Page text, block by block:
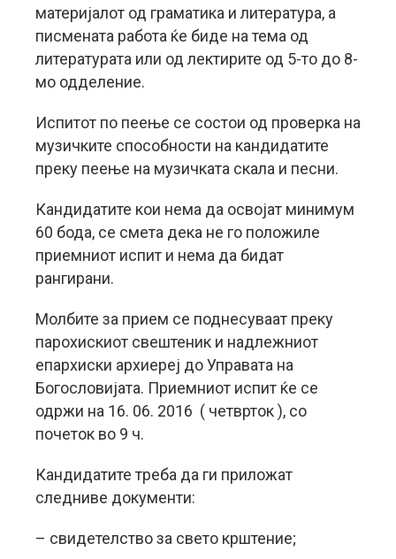
материјалот од граматика и литература, а
писмената работа ќе биде на тема од
литературата или од лектирите од 5-то до 8-
мо одделение.
Испитот по пеење се состои од проверка на
музичките способности на кандидатите
преку пеење на музичката скала и песни.
Кандидатите кои нема да освојат минимум
60 бода, се смета дека не го положиле
приемниот испит и нема да бидат
рангирани.
Молбите за прием се поднесуваат преку
парохискиот свештеник и надлежниот
епархиски архиереј до Управата на
Богословијата. Приемниот испит ќе се
одржи на 16. 06. 2016 ( четврток ), со
почеток во 9 ч.
Кандидатите треба да ги приложат
следниве документи:
– свидетелство за свето крштение;